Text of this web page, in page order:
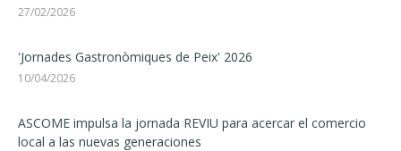
27/02/2026
'Jornades Gastronòmiques de Peix' 2026
10/04/2026
ASCOME impulsa la jornada REVIU para acercar el comercio
local a las nuevas generaciones